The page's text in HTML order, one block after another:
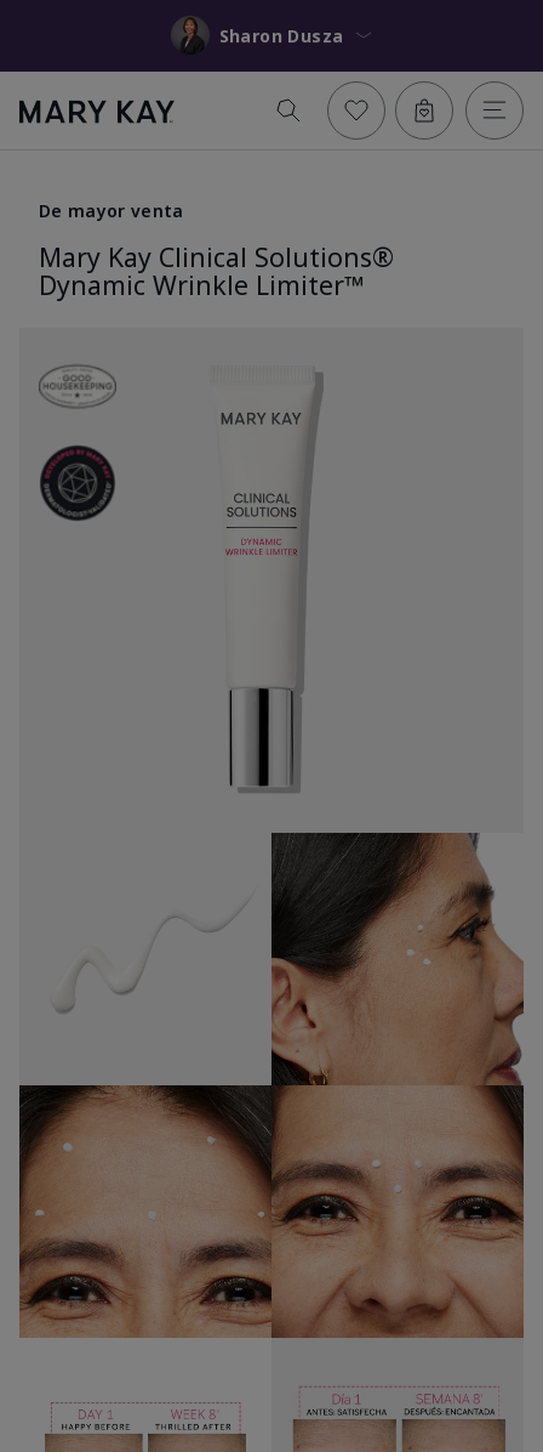
Sharon Dusza
De mayor venta
Mary Kay Clinical Solutions®
Dynamic Wrinkle Limiter™